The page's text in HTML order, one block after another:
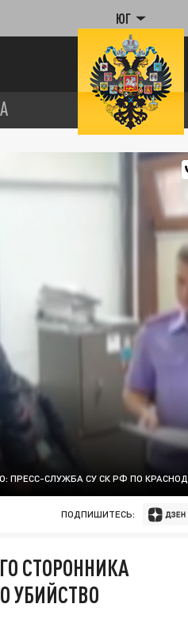
ЮГ
ПРЕСС-СЛУЖБА СУ СК РФ ПО
ПОДПИШИТЕСЬ:
СТОРОННИКА
УБИЙСТВО